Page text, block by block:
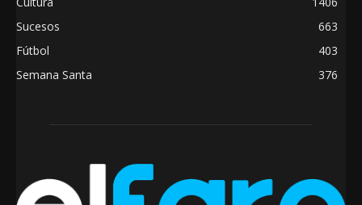
Sucesos
663
Fútbol
403
Semana Santa
376